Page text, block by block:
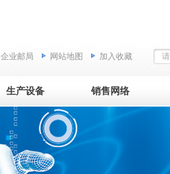
企业邮局 网站地图 加入收藏
生产设备 销售网络